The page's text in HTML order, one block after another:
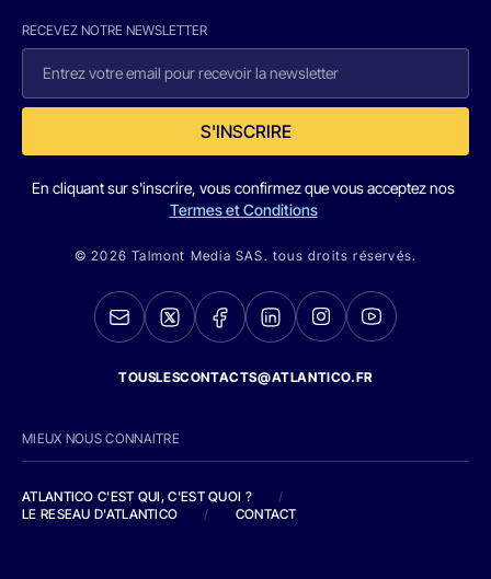
RECEVEZ NOTRE NEWSLETTER
S'INSCRIRE
En cliquant sur s'inscrire, vous confirmez que vous acceptez nos
Termes et Conditions
© 2026 Talmont Media SAS. tous droits réservés.
TOUSLESCONTACTS@ATLANTICO.FR
MIEUX NOUS CONNAITRE
ATLANTICO C'EST QUI, C'EST QUOI ?
/
LE RESEAU D'ATLANTICO
/ CONTACT